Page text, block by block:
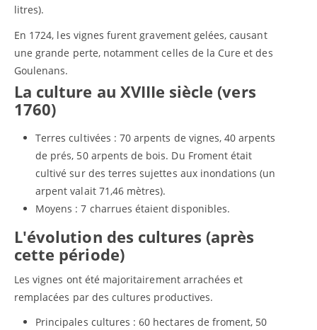
litres).
En 1724, les vignes furent gravement gelées, causant
une grande perte, notamment celles de la Cure et des
Goulenans.
La culture au XVIIIe siècle (vers
1760)
Terres cultivées : 70 arpents de vignes, 40 arpents
de prés, 50 arpents de bois. Du Froment était
cultivé sur des terres sujettes aux inondations (un
arpent valait 71,46 mètres).
Moyens : 7 charrues étaient disponibles.
L'évolution des cultures (après
cette période)
Les vignes ont été majoritairement arrachées et
remplacées par des cultures productives.
Principales cultures : 60 hectares de froment, 50